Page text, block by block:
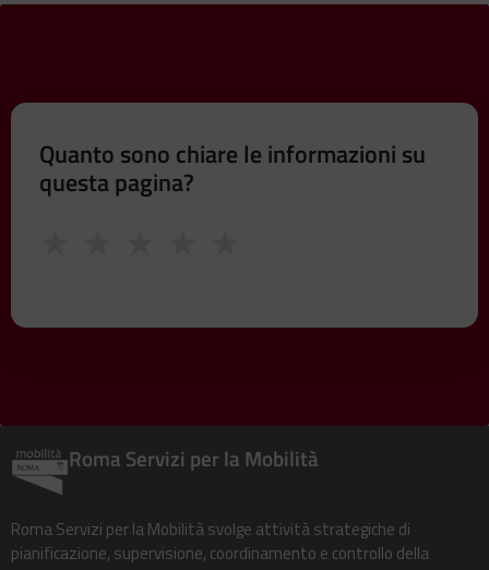
Quanto sono chiare le informazioni su
questa pagina?
Roma Servizi per la Mobilità
Roma Servizi per la Mobilità svolge attività strategiche di
pianificazione, supervisione, coordinamento e controllo della